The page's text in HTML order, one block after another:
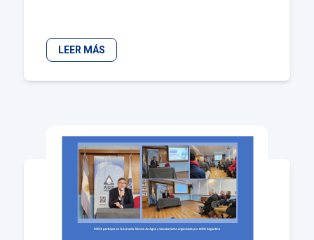
LEER MÁS